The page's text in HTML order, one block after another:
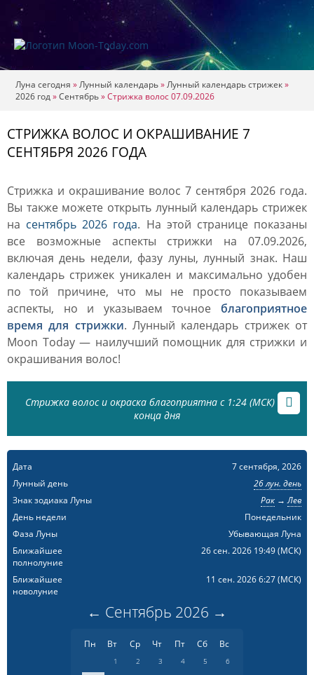
Луна сегодня »Лунный календарь»Лунный календарь стрижек»
2026 год»Сентябрь»Стрижка волос 07.09.2026
СТРИЖКА ВОЛОС И ОКРАШИВАНИЕ 7
СЕНТЯБРЯ 2026 ГОДА
Стрижка и окрашивание волос 7 сентября 2026 года.
Вы также можете открыть лунный календарь стрижек
на сентябрь 2026 года. На этой странице показаны
все возможные аспекты стрижки на 07.09.2026,
включая день недели, фазу луны, лунный знак. Наш
календарь стрижек уникален и максимально удобен
по той причине, что мы не просто показываем
аспекты, но и указываем точное благоприятное
время для стрижки. Лунный календарь стрижек от
Moon Today — наилучший помощник для стрижки и
окрашивания волос!
Стрижка волос и окраска благоприятна с 1:24 (МСК) до
конца дня
Дата
7 сентября, 2026
Лунный день
26 лун. день
Знак зодиака Луны
Рак→Лев
День недели
Понедельник
Фаза Луны
Убывающая Луна
Ближайшее
полнолуние
26 сен. 2026 19:49(МСК)
Ближайшее
новолуние
11 сен. 2026 6:27(МСК)
← Сентябрь 2026 →
Пн Вт Ср Чт Пт Сб Вс
1 2 3 4 5
6